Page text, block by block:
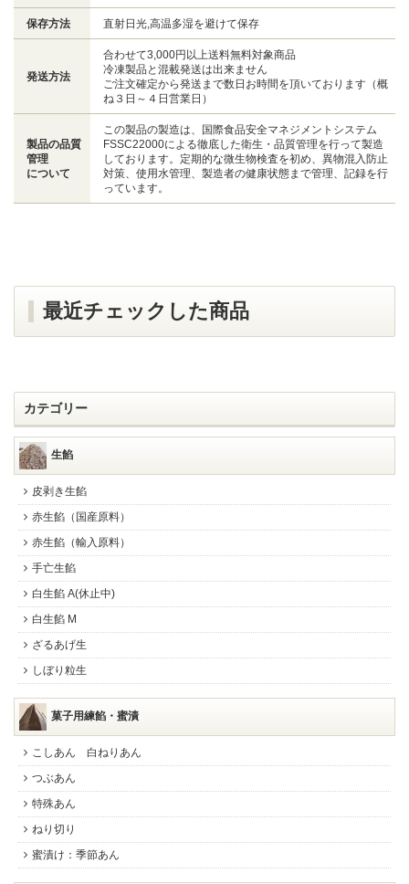
保存方法 直射日光,高温多湿を避けて保存
発送方法
合わせて3,000円以上送料無料対象商品
冷凍製品と混載発送は出来ません
ご注文確定から発送まで数日お時間を頂いております（概
ね３日～４日営業日）
製品の品質
管理
について
この製品の製造は、国際食品安全マネジメントシステム
FSSC22000による徹底した衛生・品質管理を行って製造
しております。定期的な微生物検査を初め、異物混入防止
対策、使用水管理、製造者の健康状態まで管理、記録を行
っています。
最近チェックした商品
カテゴリー
生餡
皮剥き生餡
赤生餡（国産原料）
赤生餡（輸入原料）
手亡生餡
白生餡 A(休止中)
白生餡 M
ざるあげ生
しぼり粒生
菓子用練餡・蜜漬
こしあん 白ねりあん
つぶあん
特殊あん
ねり切り
蜜漬け：季節あん